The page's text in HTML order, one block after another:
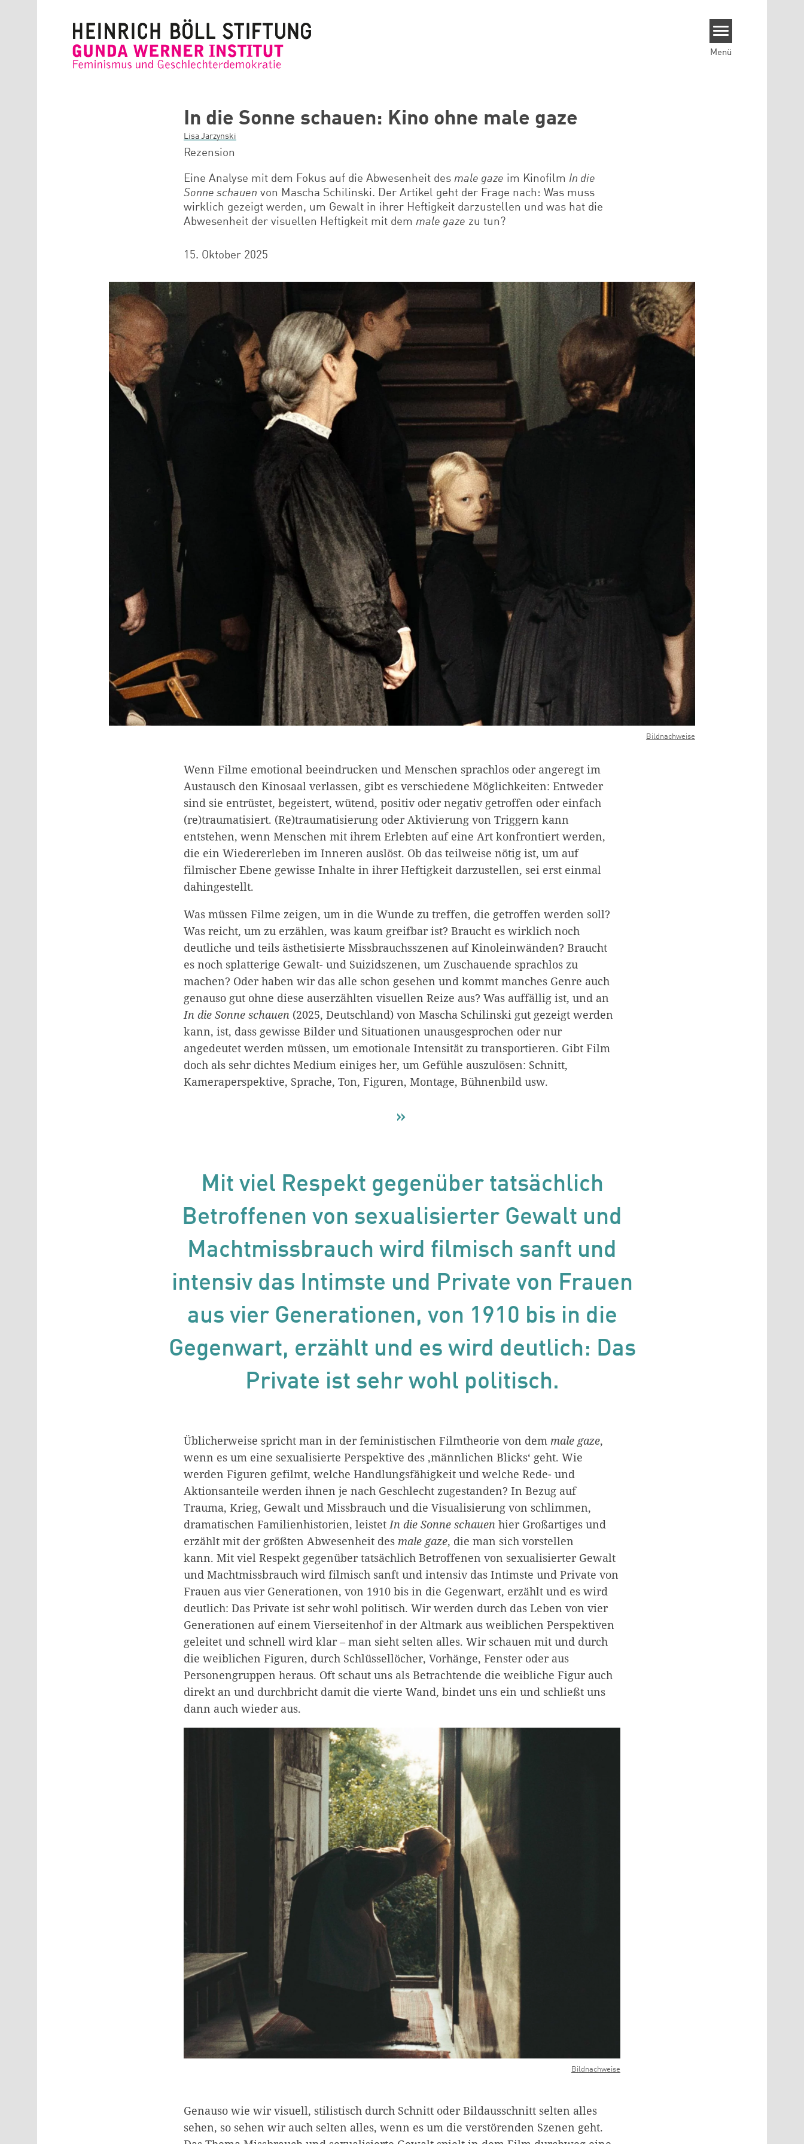
Menü
In die Sonne schauen: Kino ohne male gaze
Lisa Jarzynski
Rezension
Eine Analyse mit dem Fokus auf die Abwesenheit des male gaze im Kinofilm In die
Sonne schauen von Mascha Schilinski. Der Artikel geht der Frage nach: Was muss
wirklich gezeigt werden, um Gewalt in ihrer Heftigkeit darzustellen und was hat die
Abwesenheit der visuellen Heftigkeit mit dem male gaze zu tun?
15. Oktober 2025
Bildnachweise
Wenn Filme emotional beeindrucken und Menschen sprachlos oder angeregt im
Austausch den Kinosaal verlassen, gibt es verschiedene Möglichkeiten: Entweder
sind sie entrüstet, begeistert, wütend, positiv oder negativ getroffen oder einfach
(re)traumatisiert. (Re)traumatisierung oder Aktivierung von Triggern kann
entstehen, wenn Menschen mit ihrem Erlebten auf eine Art konfrontiert werden,
die ein Wiedererleben im Inneren auslöst. Ob das teilweise nötig ist, um auf
filmischer Ebene gewisse Inhalte in ihrer Heftigkeit darzustellen, sei erst einmal
dahingestellt.
Was müssen Filme zeigen, um in die Wunde zu treffen, die getroffen werden soll?
Was reicht, um zu erzählen, was kaum greifbar ist? Braucht es wirklich noch
deutliche und teils ästhetisierte Missbrauchsszenen auf Kinoleinwänden? Braucht
es noch splatterige Gewalt- und Suizidszenen, um Zuschauende sprachlos zu
machen? Oder haben wir das alle schon gesehen und kommt manches Genre auch
genauso gut ohne diese auserzählten visuellen Reize aus? Was auffällig ist, und an
In die Sonne schauen (2025, Deutschland) von Mascha Schilinski gut gezeigt werden
kann, ist, dass gewisse Bilder und Situationen unausgesprochen oder nur
angedeutet werden müssen, um emotionale Intensität zu transportieren. Gibt Film
doch als sehr dichtes Medium einiges her, um Gefühle auszulösen: Schnitt,
Kameraperspektive, Sprache, Ton, Figuren, Montage, Bühnenbild usw.
Mit viel Respekt gegenüber tatsächlich
Betroffenen von sexualisierter Gewalt und
Machtmissbrauch wird filmisch sanft und
intensiv das Intimste und Private von Frauen
aus vier Generationen, von 1910 bis in die
Gegenwart, erzählt und es wird deutlich: Das
Private ist sehr wohl politisch.
Üblicherweise spricht man in der feministischen Filmtheorie von dem male gaze,
wenn es um eine sexualisierte Perspektive des ‚männlichen Blicks‘ geht. Wie
werden Figuren gefilmt, welche Handlungsfähigkeit und welche Rede- und
Aktionsanteile werden ihnen je nach Geschlecht zugestanden? In Bezug auf
Trauma, Krieg, Gewalt und Missbrauch und die Visualisierung von schlimmen,
dramatischen Familienhistorien, leistetIn die Sonne schauen hier Großartiges und
erzählt mit der größten Abwesenheit des male gaze, die man sich vorstellen
kann. Mit viel Respekt gegenüber tatsächlich Betroffenen von sexualisierter Gewalt
und Machtmissbrauch wird filmisch sanft und intensiv das Intimste und Private von
Frauen aus vier Generationen, von 1910 bis in die Gegenwart, erzählt und es wird
deutlich: Das Private ist sehr wohl politisch. Wir werden durch das Leben von vier
Generationen auf einem Vierseitenhof in der Altmark aus weiblichen Perspektiven
geleitet und schnell wird klar – man sieht selten alles. Wir schauen mit und durch
die weiblichen Figuren, durch Schlüssellöcher, Vorhänge, Fenster oder aus
Personengruppen heraus. Oft schaut uns als Betrachtende die weibliche Figur auch
direkt an und durchbricht damit die vierte Wand, bindet uns ein und schließt uns
dann auch wieder aus.
Bildnachweise
Genauso wie wir visuell, stilistisch durch Schnitt oder Bildausschnitt selten alles
sehen, so sehen wir auch selten alles, wenn es um die verstörenden Szenen geht.